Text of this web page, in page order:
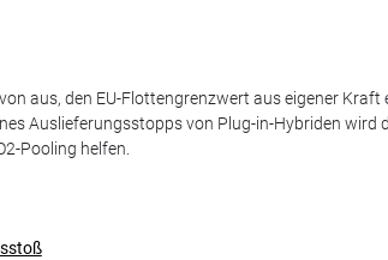
aus, den EU-Flottengrenzwert aus eigener Kraft
Auslieferungsstopps von Plug-in-Hybriden wird
Pooling helfen.